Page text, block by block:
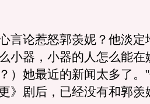
论惹怒郭羡妮？他淡定
小器，小器的人怎么能在
）她最近的新闻太多了。
》剧后，已经没有和郭羡